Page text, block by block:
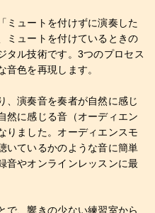
ュートを付けずに演奏した
ミュートを付けているときの
タル技術です。3つのプロセス
色を再現します。
演奏音を奏者が自然に感じ
然に感じる音（オーディエン
りました。オーディエンスモ
いているかのような音に簡単
音やオンラインレッスンに最
、響きの少ない練習室から